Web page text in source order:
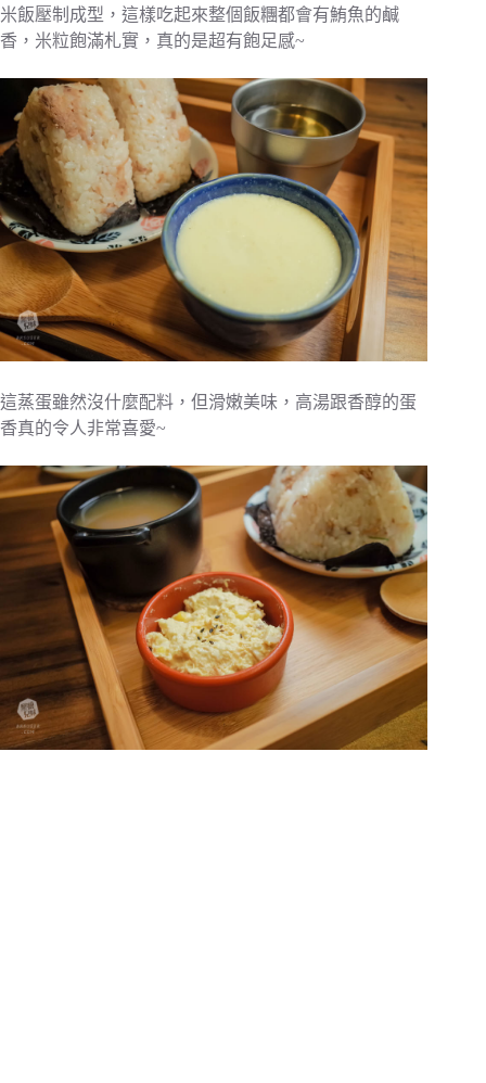
米飯壓制成型，這樣吃起來整個飯糰都會有鮪魚的鹹
香，米粒飽滿札實，真的是超有飽足感~
這蒸蛋雖然沒什麼配料，但滑嫩美味，高湯跟香醇的蛋
香真的令人非常喜愛~